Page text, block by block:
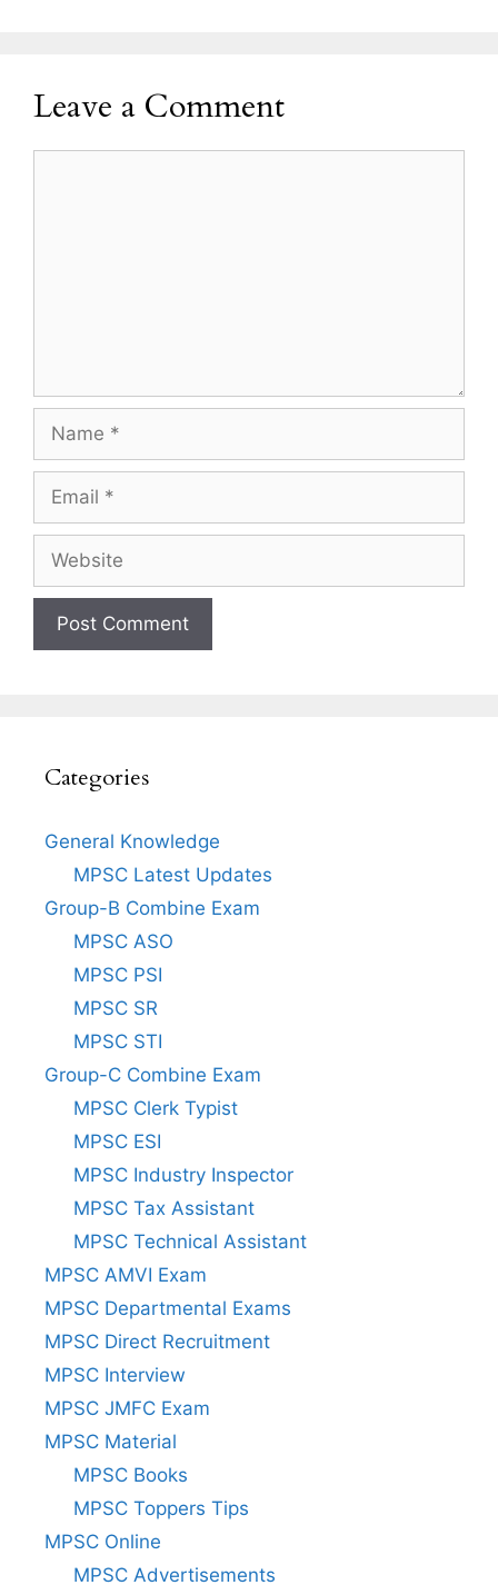
Leave a Comment
Categories
General Knowledge
MPSC Latest Updates
Group-B Combine Exam
MPSC ASO
MPSC PSI
MPSC SR
MPSC STI
Group-C Combine Exam
MPSC Clerk Typist
MPSC ESI
MPSC Industry Inspector
MPSC Tax Assistant
MPSC Technical Assistant
MPSC AMVI Exam
MPSC Departmental Exams
MPSC Direct Recruitment
MPSC Interview
MPSC JMFC Exam
MPSC Material
MPSC Books
MPSC Toppers Tips
MPSC Online
MPSC Advertisements